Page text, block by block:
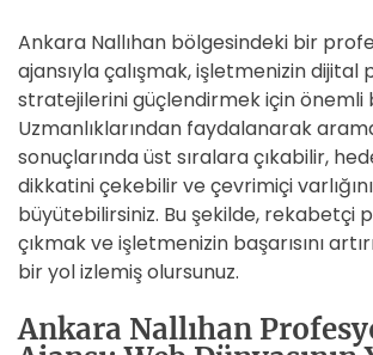
Ankara Nallıhan bölgesindeki bir
ajansıyla çalışmak, işletmenizin dijital
stratejilerini güçlendirmek için önemli
Uzmanlıklarından faydalanarak
sonuçlarında üst sıralara çıkabilir,
dikkatini çekebilir ve çevrimiçi
büyütebilirsiniz. Bu şekilde, rekabetçi
çıkmak ve işletmenizin başarısını
bir yol izlemiş olursunuz.
Ankara Nallıhan